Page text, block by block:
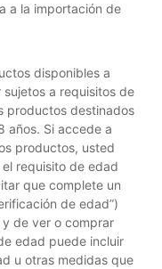
a la importación de
disponibles a
a requisitos de
productos destinados
años. Si accede a
productos, usted
requisito de edad
que complete un
de edad”)
de ver o comprar
edad puede incluir
u otras medidas que